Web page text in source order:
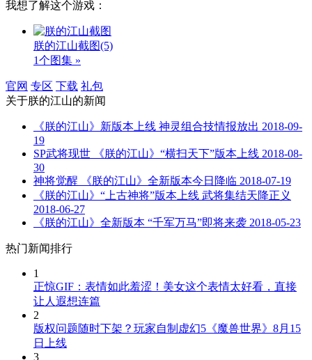
我想了解这个游戏：
朕的江山截图(5)
1个图集 »
官网 专区 下载 礼包
关于朕的江山的新闻
《朕的江山》新版本上线 神灵组合技情报放出 2018-09-
19
SP武将现世 《朕的江山》“横扫天下”版本上线 2018-08-
30
神将觉醒 《朕的江山》全新版本今日降临 2018-07-19
《朕的江山》“上古神将”版本上线 武将集结天降正义
2018-06-27
《朕的江山》全新版本 “千军万马”即将来袭 2018-05-23
热门新闻排行
1
正惊GIF：表情如此羞涩！美女这个表情太好看，直接
让人遐想连篇
2
版权问题随时下架？玩家自制虚幻5《魔兽世界》8月15
日上线
3